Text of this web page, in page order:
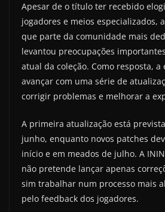
Apesar de o título ter recebido
jogadores e meios especializados,
que parte da comunidade mais
levantou preocupações
atual da coleção. Como resposta,
avançar com uma série de
corrigir problemas e melhorar a
A primeira atualização está
junho, enquanto novos patches
início e em meados de julho. A
não pretende lançar apenas
sim trabalhar num processo mais
pelo feedback dos jogadores.